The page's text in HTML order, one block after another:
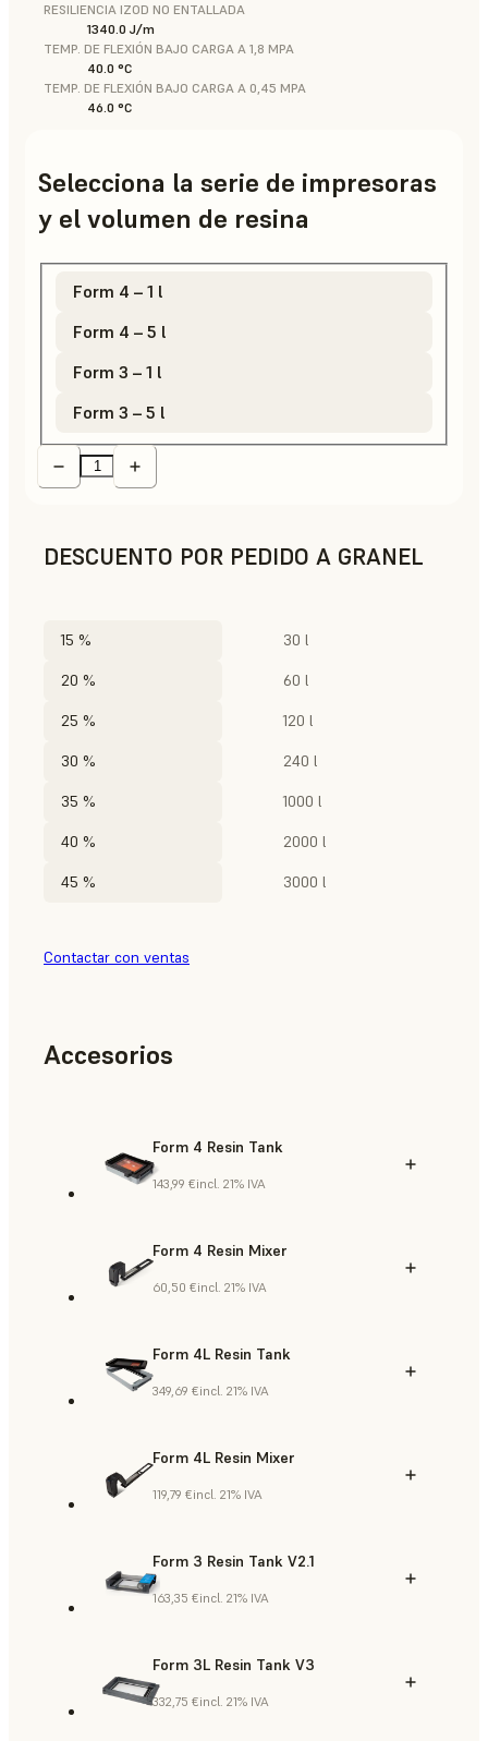
RESILIENCIA IZOD NO ENTALLADA
1340.0 J/m
TEMP. DE FLEXIÓN BAJO CARGA A 1,8 MPA
40.0 °C
TEMP. DE FLEXIÓN BAJO CARGA A 0,45 MPA
46.0 °C
Selecciona la serie de impresoras
y el volumen de resina
Form 4 – 1 l
Form 4 – 5 l
Form 3 – 1 l
Form 3 – 5 l
DESCUENTO POR PEDIDO A GRANEL
15 % 30 l
20 % 60 l
25 % 120 l
30 % 240 l
35 % 1000 l
40 % 2000 l
45 % 3000 l
Contactar con ventas
Accesorios
Form 4 Resin Tank
143,99 €incl. 21% IVA
Form 4 Resin Mixer
60,50 €incl. 21% IVA
Form 4L Resin Tank
349,69 €incl. 21% IVA
Form 4L Resin Mixer
119,79 €incl. 21% IVA
Form 3 Resin Tank V2.1
163,35 €incl. 21% IVA
Form 3L Resin Tank V3
332,75 €incl. 21% IVA